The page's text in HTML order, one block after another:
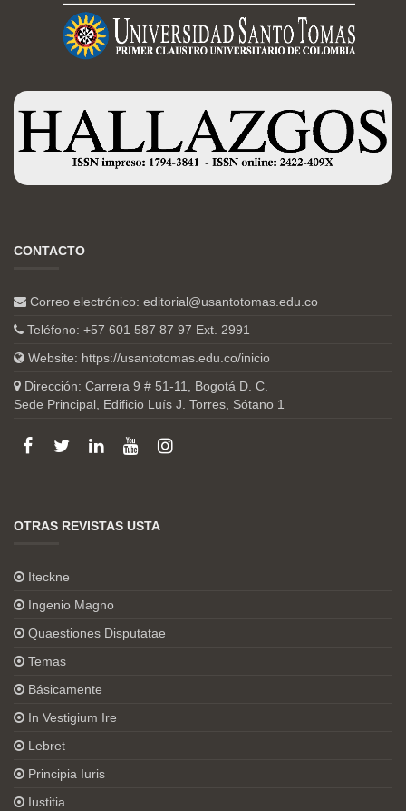
CONTACTO
Correo electrónico: editorial@usantotomas.edu.co
Teléfono: +57 601 587 87 97 Ext. 2991
Website: https://usantotomas.edu.co/inicio
Dirección: Carrera 9 # 51-11, Bogotá D. C.
Sede Principal, Edificio Luís J. Torres, Sótano 1
OTRAS REVISTAS USTA
Iteckne
Ingenio Magno
Quaestiones Disputatae
Temas
Básicamente
In Vestigium Ire
Lebret
Principia Iuris
Iustitia